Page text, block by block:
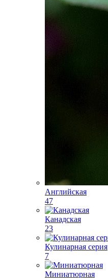
Английская
47
Канадская
23
Кулинарная серия
7
Миниатюрная